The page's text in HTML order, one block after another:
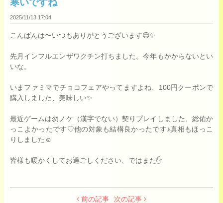
寒いですね
2025/11/13 17:04
こんばんは〜いつもありがとうございます😊✨
先月インフルエンザワクチン打ちました。今年もかからないとい
いな。
いまファミマでチョコフェアやってますよね、100円クーポンで
購入しました、美味しい✨
最近ゲームは勿ノケ（漢字でない）契りプレイしました、総佑か
っこよかったです♡他の対象も結構良かったです♪真相もほっこ
りしました☺️
皆様も暖かくしてお過ごしください、ではまた✋
前の記事 次の記事